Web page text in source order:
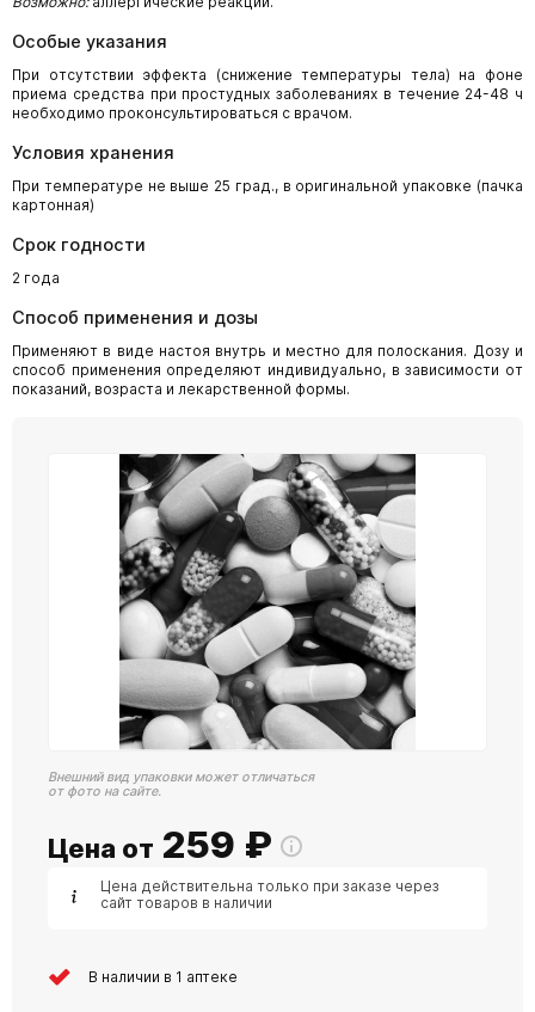
Особые указания
При отсутствии эффекта (снижение температуры тела) на фоне
приема средства при простудных заболеваниях в течение 24-48 ч
необходимо проконсультироваться с врачом.
Условия хранения
При температуре не выше 25 град., в оригинальной упаковке (пачка
картонная)
Срок годности
2 года
Способ применения и дозы
Применяют в виде настоя внутрь и местно для полоскания. Дозу и
способ применения определяют индивидуально, в зависимости от
показаний, возраста и лекарственной формы.
Внешний вид упаковки может отличаться
от фото на сайте.
Цена от 259 ₽
Цена действительна только при заказе через
сайт товаров в наличии
В наличии в 1 аптеке